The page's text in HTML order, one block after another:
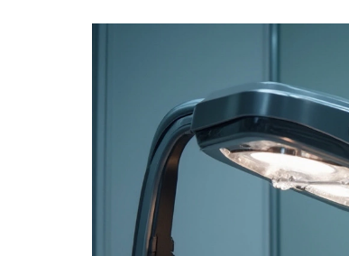
эстетической косметологии есть мощный